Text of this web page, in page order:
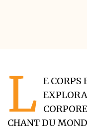
L E CORPS
CHANT DU